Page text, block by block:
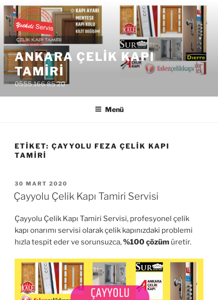
İçeriğe
geç
ANKARA ÇELIK KAPI
TAMIRI
0555 166 85 20
Menü
ETIKET: ÇAYYOLU FEZA ÇELIK KAPI
TAMIRI
YAYIM
TARIHI
30 MART 2020
Çayyolu Çelik Kapı Tamiri Servisi
Çayyolu Çelik Kapı Tamiri Servisi, profesyonel çelik
kapı onarımı servisi olarak çelik kapınızdaki problemi
hızla tespit eder ve sorunsuzca,%100 çözüm üretir.